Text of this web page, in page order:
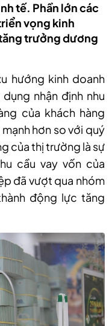
tế. Phần lớn các
vọng kinh
trưởng dương
hướng kinh doanh
nhận định nhu
của khách hàng
hơn so với quý
của thị trường là sự
cầu vay vốn của
đã vượt qua nhóm
động lực tăng